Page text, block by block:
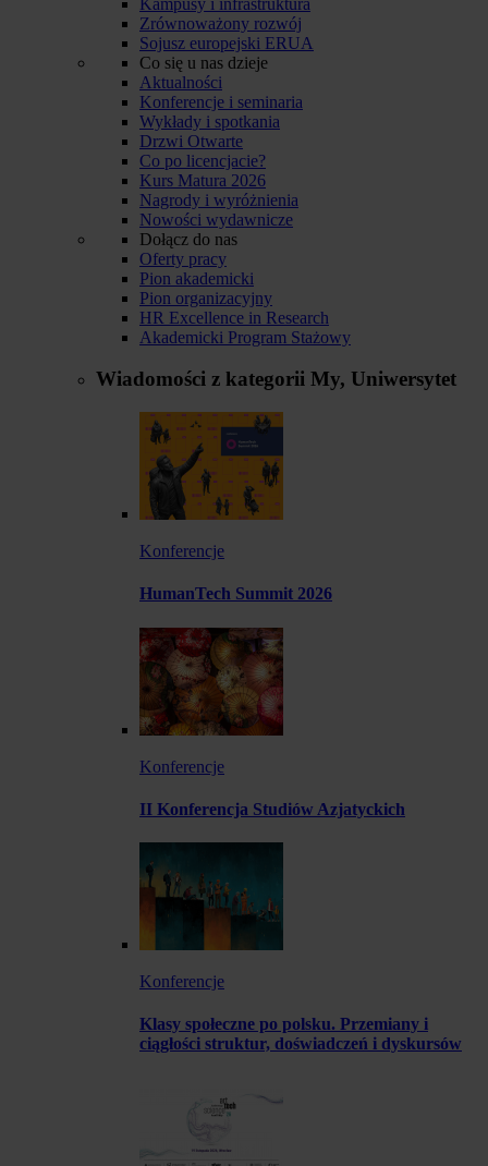
Zrównoważony rozwój
Sojusz europejski ERUA
Co się u nas dzieje
Aktualności
Konferencje i seminaria
Wykłady i spotkania
Drzwi Otwarte
Co po licencjacie?
Kurs Matura 2026
Nagrody i wyróżnienia
Nowości wydawnicze
Dołącz do nas
Oferty pracy
Pion akademicki
Pion organizacyjny
HR Excellence in Research
Akademicki Program Stażowy
Wiadomości z kategorii My, Uniwersytet
Konferencje
HumanTech Summit 2026
Konferencje
II Konferencja Studiów Azjatyckich
Konferencje
Klasy społeczne po polsku. Przemiany i
ciągłości struktur, doświadczeń i dyskursów